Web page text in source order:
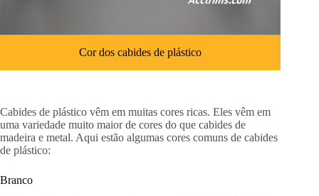
Cor dos cabides de plástico
Cabides de plástico vêm em muitas cores ricas. Eles vêm em
uma variedade muito maior de cores do que cabides de
madeira e metal. Aqui estão algumas cores comuns de cabides
de plástico:
Branco